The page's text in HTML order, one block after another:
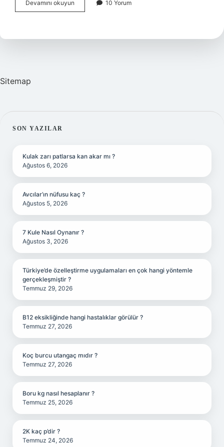
Devamını okuyun
Metinde
Yapılır
10 Yorum
Sitemap
SIDEBAR
SON YAZILAR
Kulak zarı patlarsa kan akar mı ?
Ağustos 6, 2026
Avcılar’ın nüfusu kaç ?
Ağustos 5, 2026
7 Kule Nasıl Oynanır ?
Ağustos 3, 2026
Türkiye’de özelleştirme uygulamaları en çok hangi yöntemle
gerçekleşmiştir ?
Temmuz 29, 2026
B12 eksikliğinde hangi hastalıklar görülür ?
Temmuz 27, 2026
Koç burcu utangaç mıdır ?
Temmuz 27, 2026
Boru kg nasıl hesaplanır ?
Temmuz 25, 2026
2K kaç p’dir ?
Temmuz 24, 2026